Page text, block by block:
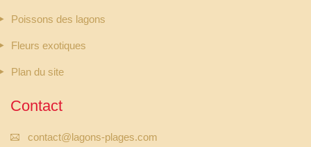
Poissons des lagons
Fleurs exotiques
Plan du site
Contact
contact@lagons-plages.com